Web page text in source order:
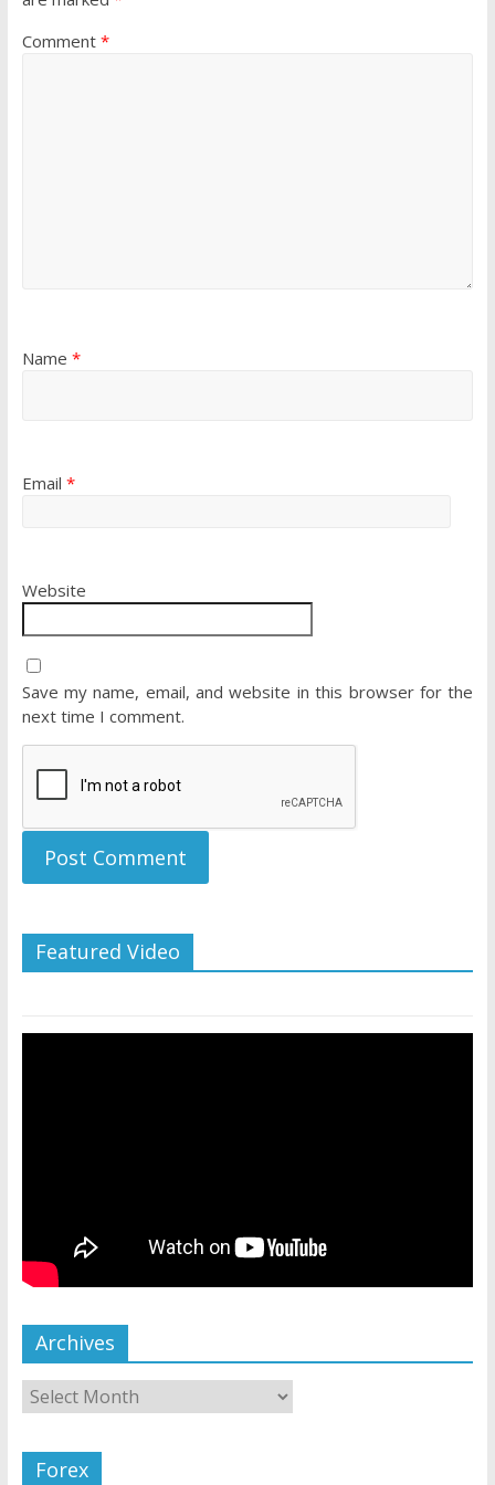
Comment *
Name *
Email *
Website
Save my name, email, and website in this browser for the
next time I comment.
Featured Video
Archives
Forex